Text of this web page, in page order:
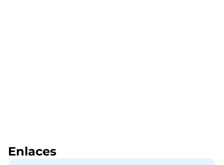
Enlaces